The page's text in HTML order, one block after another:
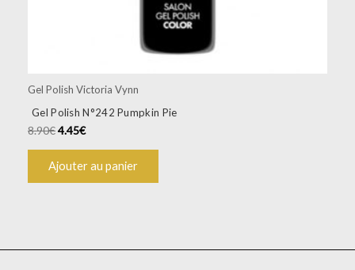
Gel Polish Victoria Vynn
Gel Polish N°242 Pumpkin Pie
8.90€4.45€
Ajouter au panier